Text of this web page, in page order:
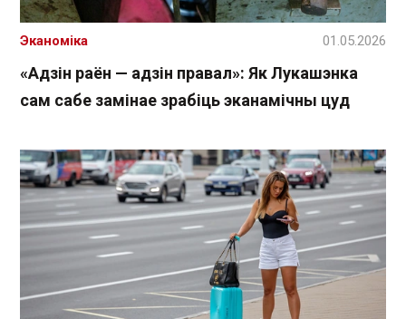
«Адзін раён — адзін правал»: Як Лукашэнка
сам сабе замінае зрабіць эканамічны цуд
Эканоміка 01.05.2026